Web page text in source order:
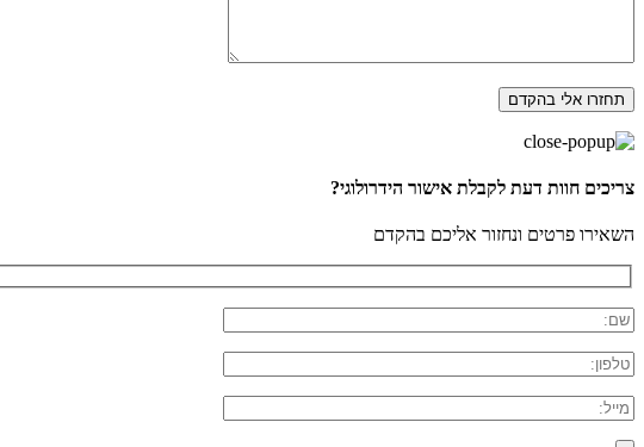
צריכים חוות דעת לקבלת אישור הידרולוגי?
השאירו פרטים ונחזור אליכם בהקדם